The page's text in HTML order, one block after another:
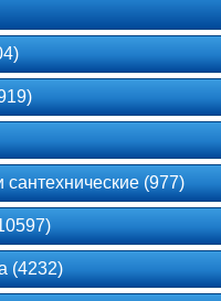
сантехнические (977)
(4232)